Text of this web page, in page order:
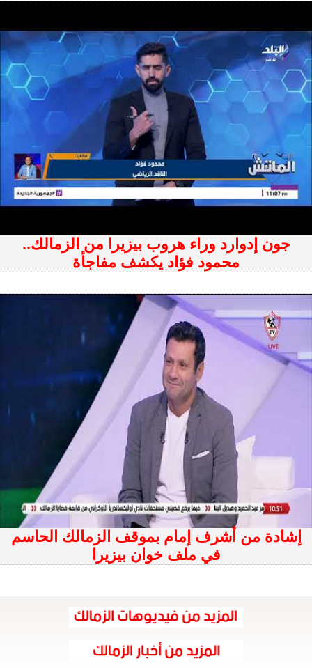
جون إدوارد وراء هروب بيزيرا من الزمالك..
محمود فؤاد يكشف مفاجأة
إشادة من أشرف إمام بموقف الزمالك الحاسم
في ملف خوان بيزيرا